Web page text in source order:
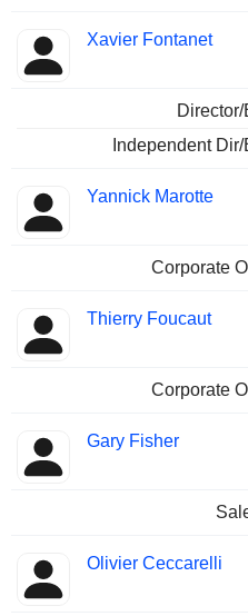
Xavier Fontanet
Independent
Yannick Marotte
Corporate
Thierry Foucaut
Corporate
Gary Fisher
Olivier Ceccarelli